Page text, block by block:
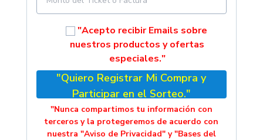
"Acepto recibir Emails sobre
nuestros productos y ofertas
especiales."
"Quiero Registrar Mi Compra y
Participar en el Sorteo."
"Nunca compartimos tu información con
terceros y la protegeremos de acuerdo con
nuestra "Aviso de Privacidad" y "Bases del